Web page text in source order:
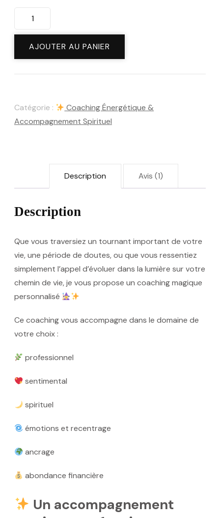
quantité
de
Coaching
Magique
–
Spirituel
et
AJOUTER AU PANIER
Catégorie :
Coaching Énergétique &
Accompagnement Spirituel
Description Avis (1)
Description
Que vous traversiez un tournant important de votre
vie, une période de doutes, ou que vous ressentiez
simplement l’appel d’évoluer dans la lumière sur votre
chemin de vie, je vous propose un coaching magique
personnalisé
Ce coaching vous accompagne dans le domaine de
votre choix :
professionnel
sentimental
spirituel
émotions et recentrage
ancrage
abondance financière
Un accompagnement